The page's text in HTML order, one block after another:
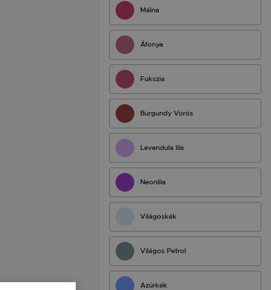
Málna
Áfonya
Fukszia
Burgundy Vörös
Levendula lila
Neonlila
Világoskék
Világos Petrol
Azúrkék